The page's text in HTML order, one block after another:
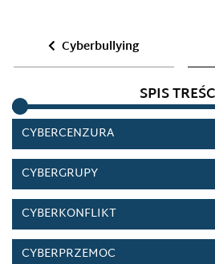
Cyberbullying
SPIS
CYBERBEZPIECZEŃSTWO
CYBERBROŃ
CYBERCENZURA
CYBERGRUPY
CYBERKONFLIKT
CYBERPRZEMOC